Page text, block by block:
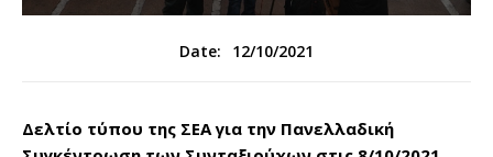
Date: 12/10/2021
Δελτίο τύπου της ΣΕΑ για την Πανελλαδική